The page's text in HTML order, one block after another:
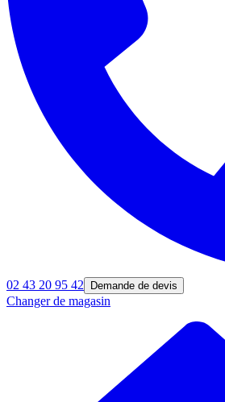
02 43 20 95 42 Demande de devis
Changer de magasin